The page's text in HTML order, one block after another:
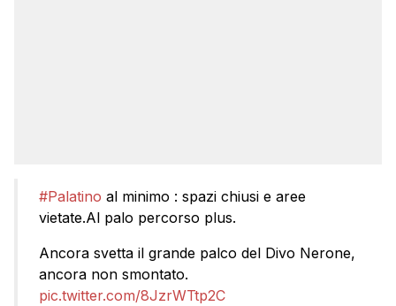
#Palatino al minimo : spazi chiusi e aree
vietate.Al palo percorso plus.
Ancora svetta il grande palco del Divo Nerone,
ancora non smontato.
pic.twitter.com/8JzrWTtp2C